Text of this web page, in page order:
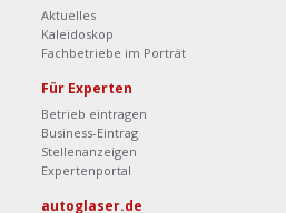
Aktuelles
Kaleidoskop
Fachbetriebe im Porträt
Für Experten
Betrieb eintragen
Business-Eintrag
Stellenanzeigen
Expertenportal
autoglaser.de